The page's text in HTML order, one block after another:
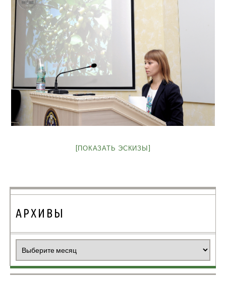
[ПОКАЗАТЬ ЭСКИЗЫ]
АРХИВЫ